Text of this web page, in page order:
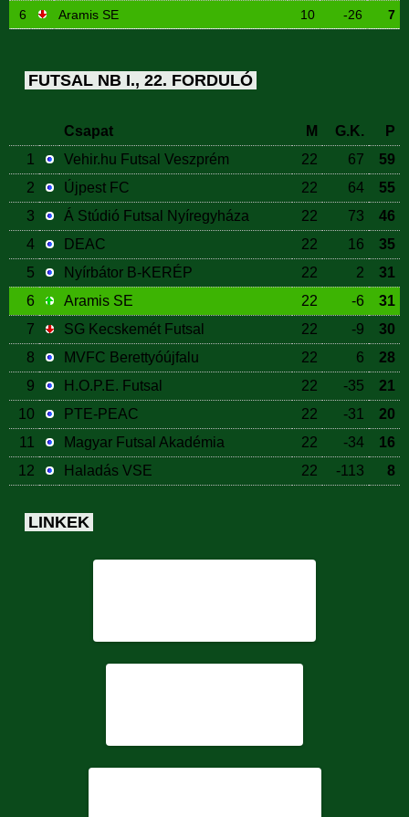
6
Aramis SE 10 -26 7
FUTSAL NB I., 22. FORDULÓ
Csapat M G.K.
P
1
Vehir.hu Futsal Veszprém 22 67
59
2
Újpest FC 22 64
55
3
Á Stúdió Futsal Nyíregyháza 22 73
46
4
DEAC 22 16
35
5
Nyírbátor B-KERÉP 22 2
31
6
Aramis SE 22 -6
31
7
SG Kecskemét Futsal 22 -9
30
8
MVFC Berettyóújfalu 22 6
28
9
H.O.P.E. Futsal 22 -35
21
10
PTE-PEAC 22 -31
20
11
Magyar Futsal Akadémia 22 -34
16
12
Haladás VSE 22 -113 8
LINKEK